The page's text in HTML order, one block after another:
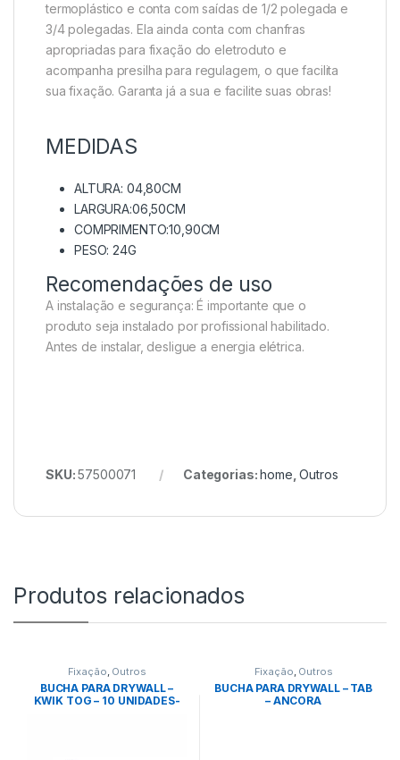
termoplástico e conta com saídas de 1/2 polegada e
3/4 polegadas. Ela ainda conta com chanfras
apropriadas para fixação do eletroduto e
acompanha presilha para regulagem, o que facilita
sua fixação. Garanta já a sua e facilite suas obras!
MEDIDAS
ALTURA: 04,80CM
LARGURA:06,50CM
COMPRIMENTO:10,90CM
PESO: 24G
Recomendações de uso
A instalação e segurança: É importante que o
produto seja instalado por profissional habilitado.
Antes de instalar, desligue a energia elétrica.
SKU:57500071 Categorias:home ,Outros
Produtos relacionados
Fixação, Outros
BUCHA PARA DRYWALL –
KWIK TOG – 10 UNIDADES-
Fixação, Outros
BUCHA PARA DRYWALL – TAB
– ANCORA